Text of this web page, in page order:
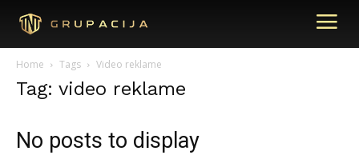
Home Tags Video reklame
Tag: video reklame
No posts to display